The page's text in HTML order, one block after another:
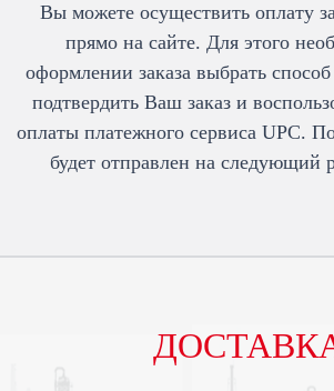
Вы можете осуществить оплату
прямо на сайте. Для этого
оформлении заказа выбрать
подтвердить Ваш заказ и
оплаты платежного сервиса UPC.
будет отправлен на следующий